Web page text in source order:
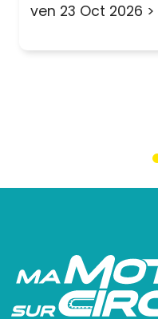
ven 23 Oct 2026 >